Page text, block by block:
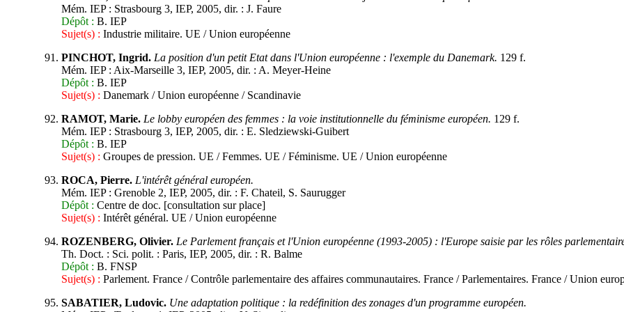
Mém. IEP : Strasbourg 3, IEP, 2005, dir. : J. Faure
Dépôt : B. IEP
Sujet(s) : Industrie militaire. UE / Union européenne
PINCHOT, Ingrid. La position d'un petit Etat dans l'Union européenne : l'exemple du Danemark. 129 f.
Mém. IEP : Aix-Marseille 3, IEP, 2005, dir. : A. Meyer-Heine
Dépôt : B. IEP
Sujet(s) : Danemark / Union européenne / Scandinavie
RAMOT, Marie. Le lobby européen des femmes : la voie institutionnelle du féminisme européen. 129 f.
Mém. IEP : Strasbourg 3, IEP, 2005, dir. : E. Sledziewski-Guibert
Dépôt : B. IEP
Sujet(s) : Groupes de pression. UE / Femmes. UE / Féminisme. UE / Union européenne
ROCA, Pierre. L'intérêt général européen.
Mém. IEP : Grenoble 2, IEP, 2005, dir. : F. Chateil, S. Saurugger
Dépôt : Centre de doc. [consultation sur place]
Sujet(s) : Intérêt général. UE / Union européenne
ROZENBERG, Olivier. Le Parlement français et l'Union européenne (1993-2005) : l'Europe saisie par les rôles
Th. Doct. : Sci. polit. : Paris, IEP, 2005, dir. : R. Balme
Dépôt : B. FNSP
Sujet(s) : Parlement. France / Contrôle parlementaire des affaires communautaires. France / Parlementaires. France / Union
SABATIER, Ludovic. Une adaptation politique : la redéfinition des zonages d'un programme européen.